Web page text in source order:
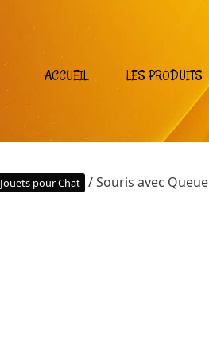
ACCUEIL LES PRODUITS
Jouets pour Chat / Souris avec